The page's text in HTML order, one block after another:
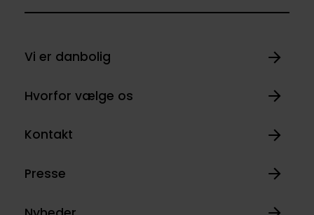
Vi er danbolig
Hvorfor vælge os
Kontakt
Presse